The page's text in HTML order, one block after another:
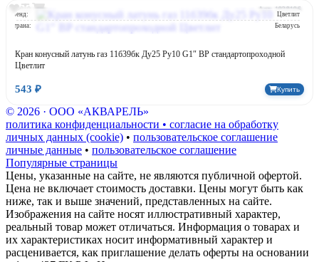
Арт: 1038106
Бренд:
Цветлит
Страна:
Беларусь
Кран конусный латунь газ 11б39бк Ду25 Ру10 G1″ ВР стандартопроходной
Цветлит
543 ₽ Купить
© 2026 · ООО «АКВАРЕЛЬ»
политика конфиденциальности • согласие на обработку
личных данных (cookie) • пользовательское соглашение
личные данные • пользовательское соглашение
Популярные страницы
Цены, указанные на сайте, не являются публичной офертой.
Цена не включает стоимость доставки. Цены могут быть как
ниже, так и выше значений, представленных на сайте.
Изображения на сайте носят иллюстративный характер,
реальный товар может отличаться. Информация о товарах и
их характеристиках носит информативный характер и
расценивается, как приглашение делать оферты на основании